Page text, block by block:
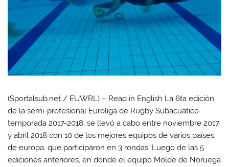
(Sportalsub.net / EUWRL) – Read in English La 6ta edición
de la semi-profesional Euroliga de Rugby Subacuático
temporada 2017-2018, se llevó a cabo entre noviembre 2017
y abril 2018 con 10 de los mejores equipos de varios países
de europa, que participaron en 3 rondas. Luego de las 5
ediciones anteriores, en donde el equipo Molde de Noruega